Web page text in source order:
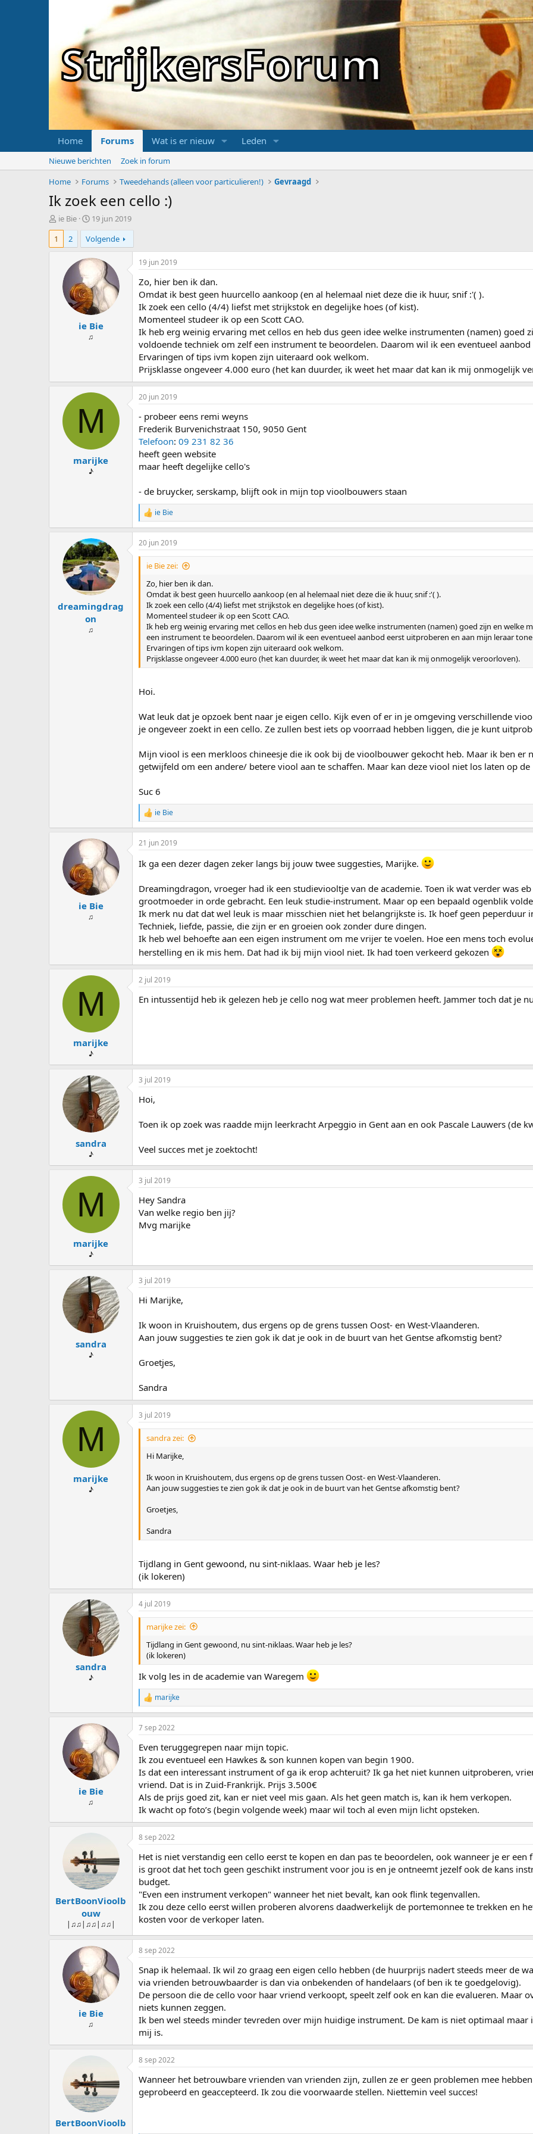
StrijkersForum
Home Forums Wat is er nieuw Leden
Nieuwe berichten
Zoek in forum
Home
Forums Tweedehands (alleen voor particulieren!) Gevraagd
Ik zoek een cello :)
T
o
i
ie Bie
S
t
a
r
t
a
t
u
m
19 jun 2019
1
2 Volgende
ie Bie
♫
19 jun 2019
Zo, hier ben ik dan.
Omdat ik best geen huurcello aankoop (en al helemaal niet deze die ik huur, snif :'( ).
Ik zoek een cello (4/4) liefst met strijkstok en degelijke hoes (of kist).
Momenteel studeer ik op een Scott CAO.
Ik heb erg weinig ervaring met cellos en heb dus geen idee welke instrumenten (namen) goed
voldoende techniek om zelf een instrument te beoordelen. Daarom wil ik een eventueel
Ervaringen of tips ivm kopen zijn uiteraard ook welkom.
Prijsklasse ongeveer 4.000 euro (het kan duurder, ik weet het maar dat kan ik mij onmogelijk
M
marijke
♪
20 jun 2019
- probeer eens remi weyns
Frederik Burvenichstraat 150, 9050 Gent
Telefoon: 09 231 82 36
heeft geen website
maar heeft degelijke cello's
- de bruycker, serskamp, blijft ook in mijn top vioolbouwers staan
W
a
a
r
d
n
g
ie Bie
dreamingdrag
on
♫
20 jun 2019
ie Bie zei:
Zo, hier ben ik dan.
Omdat ik best geen huurcello aankoop (en al helemaal niet deze die ik huur, snif :'( ).
Ik zoek een cello (4/4) liefst met strijkstok en degelijke hoes (of kist).
Momenteel studeer ik op een Scott CAO.
Ik heb erg weinig ervaring met cellos en heb dus geen idee welke instrumenten (namen) goed zijn en welke
een instrument te beoordelen. Daarom wil ik een eventueel aanbod eerst uitproberen en aan mijn leraar
Ervaringen of tips ivm kopen zijn uiteraard ook welkom.
Prijsklasse ongeveer 4.000 euro (het kan duurder, ik weet het maar dat kan ik mij onmogelijk veroorloven).
Hoi.
Wat leuk dat je opzoek bent naar je eigen cello. Kijk even of er in je omgeving verschillende
je ongeveer zoekt in een cello. Ze zullen best iets op voorraad hebben liggen, die je kunt
Mijn viool is een merkloos chineesje die ik ook bij de vioolbouwer gekocht heb. Maar ik ben er
getwijfeld om een andere/ betere viool aan te schaffen. Maar kan deze viool niet los laten op
Suc 6
W
a
a
r
e
n
g
e
:
ie Bie
ie Bie
♫
21 jun 2019
Ik ga een dezer dagen zeker langs bij jouw twee suggesties, Marijke.
Dreamingdragon, vroeger had ik een studieviooltje van de academie. Toen ik wat verder was
grootmoeder in orde gebracht. Een leuk studie-instrument. Maar op een bepaald ogenblik
Ik merk nu dat dat wel leuk is maar misschien niet het belangrijkste is. Ik hoef geen
Techniek, liefde, passie, die zijn er en groeien ook zonder dure dingen.
Ik heb wel behoefte aan een eigen instrument om me vrijer te voelen. Hoe een mens toch
herstelling en ik mis hem. Dat had ik bij mijn viool niet. Ik had toen verkeerd gekozen
M
marijke
♪
2 jul 2019
En intussentijd heb ik gelezen heb je cello nog wat meer problemen heeft. Jammer toch dat je
sandra
♪
3 jul 2019
Hoi,
Toen ik op zoek was raadde mijn leerkracht Arpeggio in Gent aan en ook Pascale Lauwers (de
Veel succes met je zoektocht!
M
marijke
♪
3 jul 2019
Hey Sandra
Van welke regio ben jij?
Mvg marijke
sandra
♪
3 jul 2019
Hi Marijke,
Ik woon in Kruishoutem, dus ergens op de grens tussen Oost- en West-Vlaanderen.
Aan jouw suggesties te zien gok ik dat je ook in de buurt van het Gentse afkomstig bent?
Groetjes,
Sandra
M
marijke
♪
3 jul 2019
sandra zei:
Hi Marijke,
Ik woon in Kruishoutem, dus ergens op de grens tussen Oost- en West-Vlaanderen.
Aan jouw suggesties te zien gok ik dat je ook in de buurt van het Gentse afkomstig bent?
Groetjes,
Sandra
Tijdlang in Gent gewoond, nu sint-niklaas. Waar heb je les?
(ik lokeren)
sandra
♪
4 jul 2019
marijke zei:
Tijdlang in Gent gewoond, nu sint-niklaas. Waar heb je les?
(ik lokeren)
Ik volg les in de academie van Waregem
W
a
a
r
e
r
n
g
e
n
:
marijke
ie Bie
♫
7 sep 2022
Even teruggegrepen naar mijn topic.
Ik zou eventueel een Hawkes & son kunnen kopen van begin 1900.
Is dat een interessant instrument of ga ik erop achteruit? Ik ga het niet kunnen uitproberen,
vriend. Dat is in Zuid-Frankrijk. Prijs 3.500€
Als de prijs goed zit, kan er niet veel mis gaan. Als het geen match is, kan ik hem verkopen.
Ik wacht op foto’s (begin volgende week) maar wil toch al even mijn licht opsteken.
BertBoonVioolb
ouw
|♫♫|♫♫|♫♫|
8 sep 2022
Het is niet verstandig een cello eerst te kopen en dan pas te beoordelen, ook wanneer je er
is groot dat het toch geen geschikt instrument voor jou is en je ontneemt jezelf ook de kans
budget.
"Even een instrument verkopen" wanneer het niet bevalt, kan ook flink tegenvallen.
Ik zou deze cello eerst willen proberen alvorens daadwerkelijk de portemonnee te trekken en
kosten voor de verkoper laten.
ie Bie
♫
8 sep 2022
Snap ik helemaal. Ik wil zo graag een eigen cello hebben (de huurprijs nadert steeds meer de
via vrienden betrouwbaarder is dan via onbekenden of handelaars (of ben ik te goedgelovig).
De persoon die de cello voor haar vriend verkoopt, speelt zelf ook en kan die evalueren. Maar
niets kunnen zeggen.
Ik ben wel steeds minder tevreden over mijn huidige instrument. De kam is niet optimaal maar
mij is.
BertBoonVioolb
8 sep 2022
Wanneer het betrouwbare vrienden van vrienden zijn, zullen ze er geen problemen mee
geprobeerd en geaccepteerd. Ik zou die voorwaarde stellen. Niettemin veel succes!